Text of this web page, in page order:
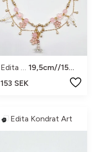
19,5cm//15%rabatt ingår
153 SEK
Edita Kondrat Art